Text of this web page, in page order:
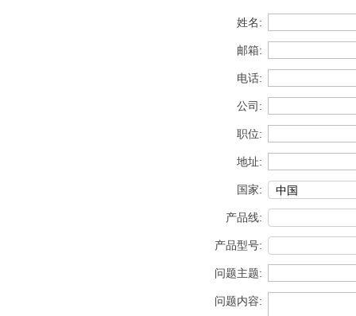
姓名:
邮箱:
电话:
公司:
职位:
地址:
国家:
产品线:
产品型号:
问题主题:
问题内容: